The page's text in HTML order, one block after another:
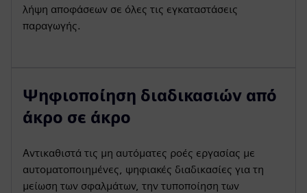
λήψη αποφάσεων σε όλες τις εγκαταστάσεις
παραγωγής.
Ψηφιοποίηση διαδικασιών από
άκρο σε άκρο
Αντικαθιστά τις μη αυτόματες ροές εργασίας με
αυτοματοποιημένες, ψηφιακές διαδικασίες για τη
μείωση των σφαλμάτων, την τυποποίηση των